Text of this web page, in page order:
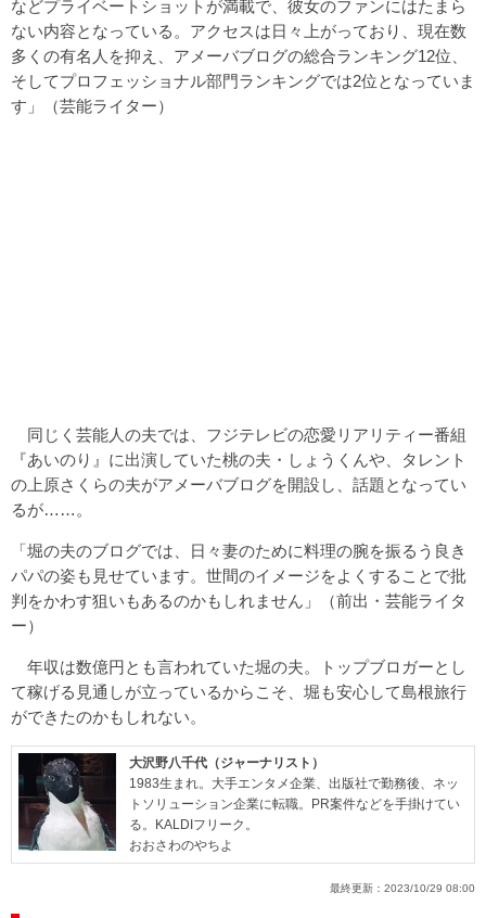
などプライベートショットが満載で、彼女のファンにはたまら
ない内容となっている。アクセスは日々上がっており、現在数
多くの有名人を抑え、アメーバブログの総合ランキング12位、
そしてプロフェッショナル部門ランキングでは2位となっていま
す」（芸能ライター）
同じく芸能人の夫では、フジテレビの恋愛リアリティー番組
『あいのり』に出演していた桃の夫・しょうくんや、タレント
の上原さくらの夫がアメーバブログを開設し、話題となってい
るが……。
「堀の夫のブログでは、日々妻のために料理の腕を振るう良き
パパの姿も見せています。世間のイメージをよくすることで批
判をかわす狙いもあるのかもしれません」（前出・芸能ライタ
ー）
年収は数億円とも言われていた堀の夫。トップブロガーとし
て稼げる見通しが立っているからこそ、堀も安心して島根旅行
ができたのかもしれない。
大沢野八千代（ジャーナリスト）
1983生まれ。大手エンタメ企業、出版社で勤務後、ネッ
トソリューション企業に転職。PR案件などを手掛けてい
る。KALDIフリーク。
おおさわのやちよ
最終更新： 2023/10/29 08:00